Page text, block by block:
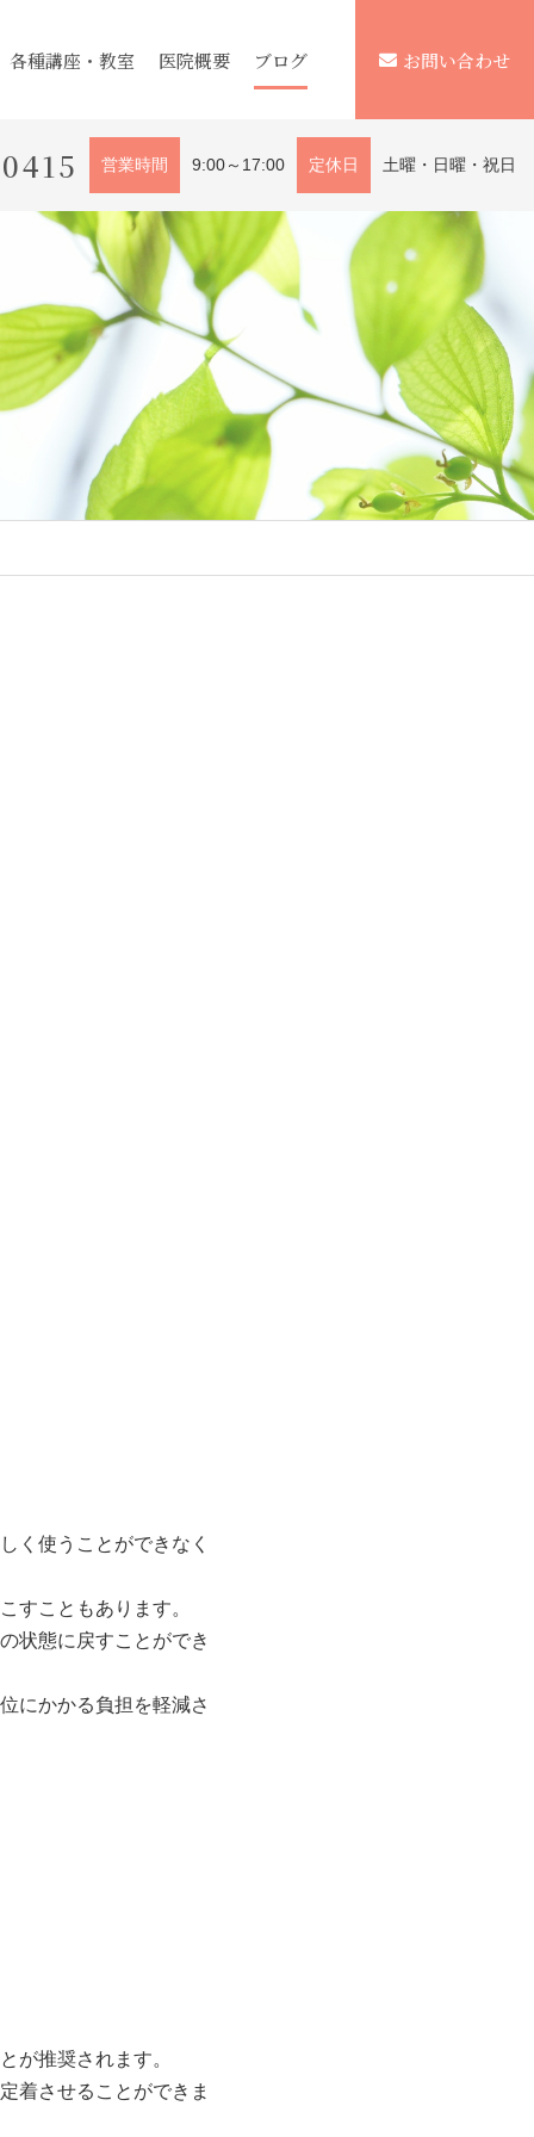
各種講座・教室 医院概要 ブログ お問い合わせ
営業時間 9:00～17:00 定休日 土曜・日曜・祝日
く使うことができなく
すこともあります。
状態に戻すことができ
にかかる負担を軽減さ
が推奨されます。
着させることができま